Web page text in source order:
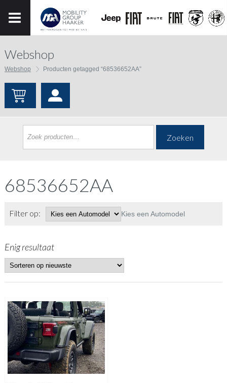
Webshop
Webshop Producten getagged “68536652AA”
Zoeken
68536652AA
Filter op: Kies een Automodel
Enig resultaat